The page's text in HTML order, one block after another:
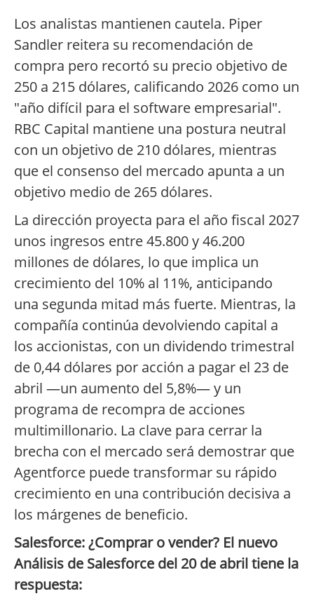
Los analistas mantienen cautela. Piper
Sandler reitera su recomendación de
compra pero recortó su precio objetivo de
250 a 215 dólares, calificando 2026 como un
"año difícil para el software empresarial".
RBC Capital mantiene una postura neutral
con un objetivo de 210 dólares, mientras
que el consenso del mercado apunta a un
objetivo medio de 265 dólares.
La dirección proyecta para el año fiscal 2027
unos ingresos entre 45.800 y 46.200
millones de dólares, lo que implica un
crecimiento del 10% al 11%, anticipando
una segunda mitad más fuerte. Mientras, la
compañía continúa devolviendo capital a
los accionistas, con un dividendo trimestral
de 0,44 dólares por acción a pagar el 23 de
abril —un aumento del 5,8%— y un
programa de recompra de acciones
multimillonario. La clave para cerrar la
brecha con el mercado será demostrar que
Agentforce puede transformar su rápido
crecimiento en una contribución decisiva a
los márgenes de beneficio.
Salesforce: ¿Comprar o vender? El nuevo
Análisis de Salesforce del 20 de abril tiene la
respuesta: